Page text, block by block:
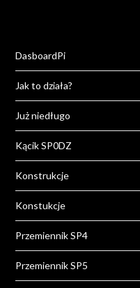
DasboardPi
Jak to działa?
Już niedługo
Kącik SP0DZ
Konstrukcje
Konstukcje
Przemiennik SP4
Przemiennik SP5